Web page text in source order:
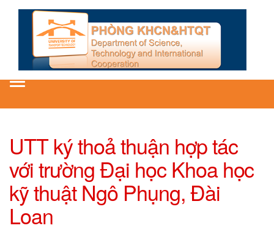
Toggle
UTT ký thoả thuận hợp tác
với trường Đại học Khoa học
kỹ thuật Ngô Phụng, Đài
Loan